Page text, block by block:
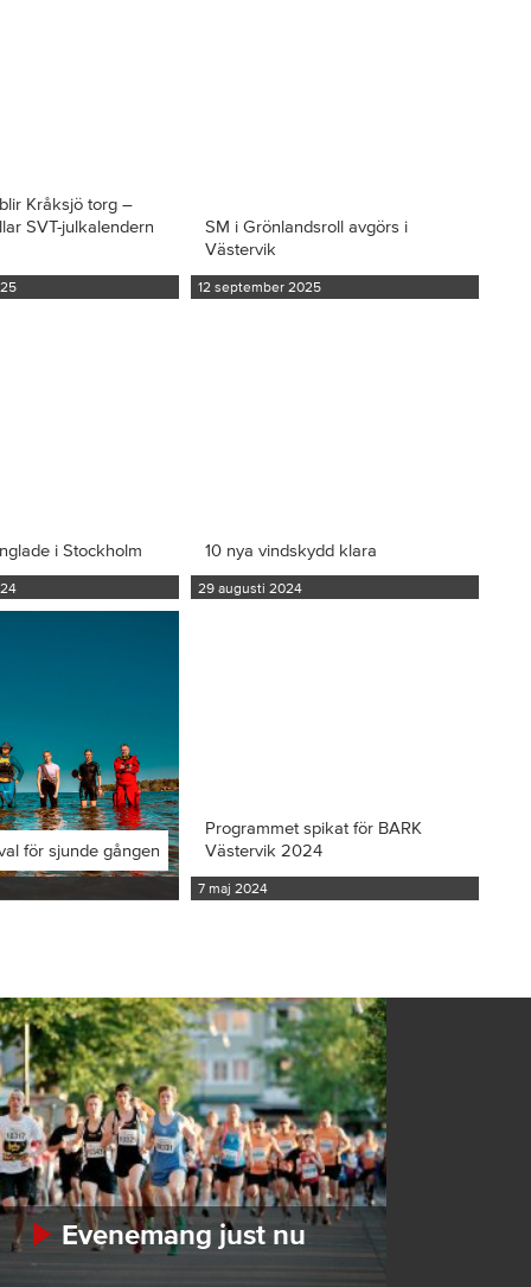
Kråksjö torg –
SVT-julkalendern
SM i Grönlandsroll avgörs i
Västervik
12 september 2025
i Stockholm 10 nya vindskydd klara
29 augusti 2024
för sjunde gången
Programmet spikat för BARK
Västervik 2024
7 maj 2024
Evenemang just nu